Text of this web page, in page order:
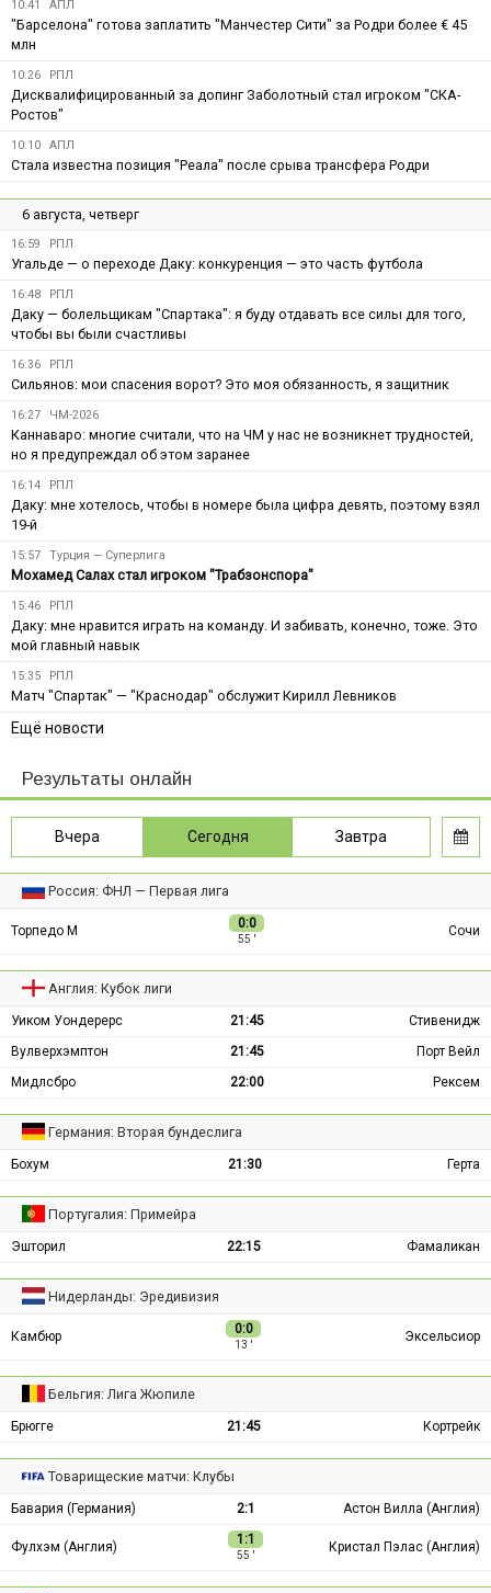
10:41 АПЛ
"Барселона" готова заплатить "Манчестер Сити" за Родри более € 45
млн
10:26 РПЛ
Дисквалифицированный за допинг Заболотный стал игроком "СКА-
Ростов"
10:10 АПЛ
Стала известна позиция "Реала" после срыва трансфера Родри
6 августа, четверг
16:59 РПЛ
Угальде — о переходе Даку: конкуренция — это часть футбола
16:48 РПЛ
Даку — болельщикам "Спартака": я буду отдавать все силы для того,
чтобы вы были счастливы
16:36 РПЛ
Сильянов: мои спасения ворот? Это моя обязанность, я защитник
16:27 ЧМ-2026
Каннаваро: многие считали, что на ЧМ у нас не возникнет трудностей,
но я предупреждал об этом заранее
16:14 РПЛ
Даку: мне хотелось, чтобы в номере была цифра девять, поэтому взял
19-й
15:57 Турция — Суперлига
Мохамед Салах стал игроком "Трабзонспора"
15:46 РПЛ
Даку: мне нравится играть на команду. И забивать, конечно, тоже. Это
мой главный навык
15:35 РПЛ
Матч "Спартак" — "Краснодар" обслужит Кирилл Левников
Ещё новости
Результаты онлайн
Вчера Сегодня Завтра
Россия: ФНЛ — Первая лига
Торпедо М 0:0
55 ′
Сочи
Англия: Кубок лиги
Уиком Уондерерс 21:45
Стивенидж
Вулверхэмптон
21:45
Порт Вейл
Мидлсбро
22:00 Рексем
Германия: Вторая бундеслига
Бохум 21:30 Герта
Португалия: Примейра
Эшторил 22:15 Фамаликан
Нидерланды: Эредивизия
Камбюр 0:0
13 ′
Эксельсиор
Бельгия: Лига Жюпиле
Брюгге 21:45 Кортрейк
Товарищеские матчи: Клубы
Бавария (Германия) 2:1 Астон Вилла (Англия)
Фулхэм (Англия) 1:1
55 ′
Кристал Пэлас (Англия)